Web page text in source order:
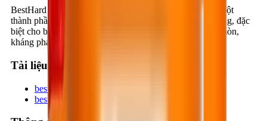
BestHard LS110 là hợp chất Lithium Silicate hoạt tính, một
thành phần, có tác dụng gia cường độ cứng bề mặt bê tông, đặc
biệt cho bê tông nền, sàn làm tăng khả năng kháng mài mòn,
kháng phát sinh bụi trong quá trình sử dụng bê tông.
Tài liệu kỹ thuật
besthard-ls110_fc1afc71.pdf
besthard-ls110-en_3f22f24b.pdf